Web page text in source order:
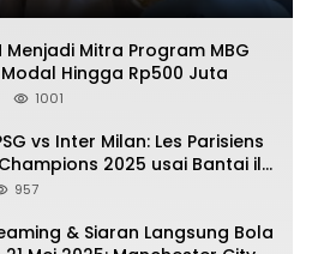
Menjadi Mitra Program MBG
Hingga Rp500 Juta
1001
vs Inter Milan: Les Parisiens
2025 usai Bantai il
957
& Siaran Langsung Bola